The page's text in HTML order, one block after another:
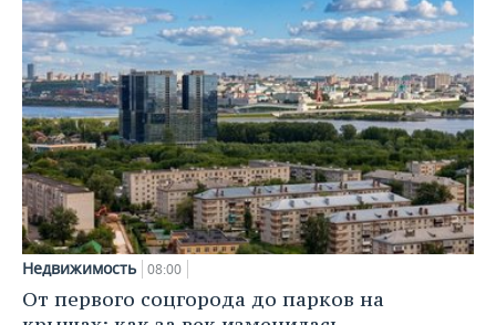
Недвижимость 08:00
От первого соцгорода до парков на